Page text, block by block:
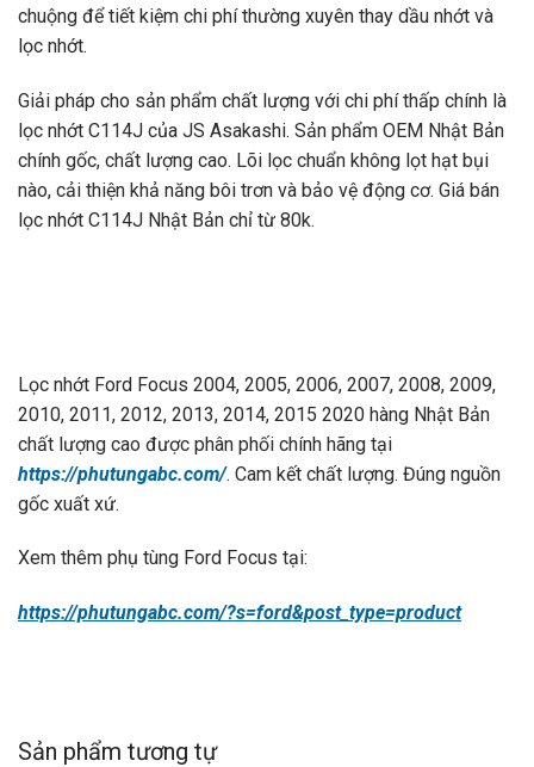
chuộng để tiết kiệm chi phí thường xuyên thay dầu nhớt và
lọc nhớt.
Giải pháp cho sản phẩm chất lượng với chi phí thấp chính là
lọc nhớt C114J của JS Asakashi. Sản phẩm OEM Nhật Bản
chính gốc, chất lượng cao. Lõi lọc chuẩn không lọt hạt bụi
nào, cải thiện khả năng bôi trơn và bảo vệ động cơ. Giá bán
lọc nhớt C114J Nhật Bản chỉ từ 80k.
Lọc nhớt Ford Focus 2004, 2005, 2006, 2007, 2008, 2009,
2010, 2011, 2012, 2013, 2014, 2015 2020 hàng Nhật Bản
chất lượng cao được phân phối chính hãng tại
https://phutungabc.com/. Cam kết chất lượng. Đúng nguồn
gốc xuất xứ.
Xem thêm phụ tùng Ford Focus tại:
https://phutungabc.com/?s=ford&post_type=product
Sản phẩm tương tự